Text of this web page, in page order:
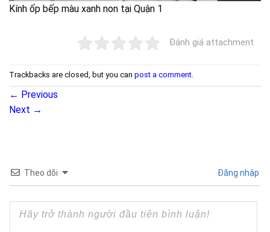
Kính ốp bếp màu xanh non tại Quận 1
Đánh giá attachment
Trackbacks are closed, but you can post a comment.
← Previous
Next →
Theo dõi Đăng nhập